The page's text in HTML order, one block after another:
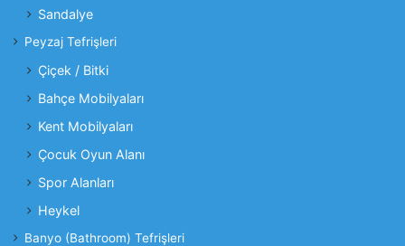
Sandalye
Peyzaj Tefrişleri
Çiçek / Bitki
Bahçe Mobilyaları
Kent Mobilyaları
Çocuk Oyun Alanı
Spor Alanları
Heykel
Banyo (Bathroom) Tefrişleri